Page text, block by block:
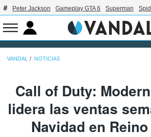
Peter Jackson Gameplay GTA 6 Superman
VANDAL NOTICIAS
Call of Duty:
lidera las ventas
Navidad en